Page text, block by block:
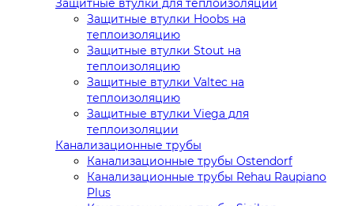
Защитные втулки для теплоизоляции
Защитные втулки Hoobs на
теплоизоляцию
Защитные втулки Stout на
теплоизоляцию
Защитные втулки Valtec на
теплоизоляцию
Защитные втулки Viega для
теплоизоляции
Канализационные трубы
Канализационные трубы Ostendorf
Канализационные трубы Rehau Raupiano
Plus